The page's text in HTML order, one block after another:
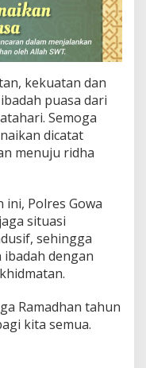
kekuatan dan
puasa dari
Semoga
dicatat
menuju ridha
Polres Gowa
situasi
sehingga
dengan
Ramadhan tahun
kita semua.